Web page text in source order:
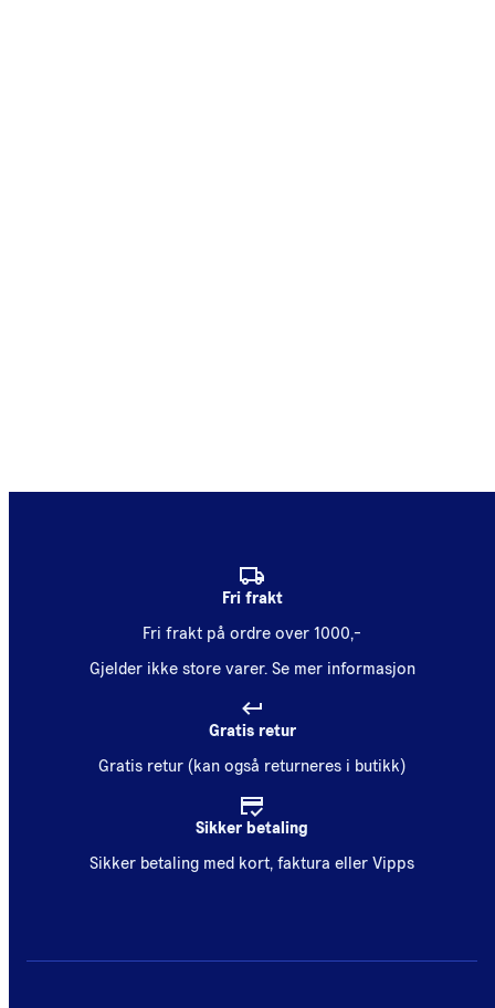
Fri frakt
Fri frakt på ordre over 1000,-
Gjelder ikke store varer. Se mer informasjon
Gratis retur
Gratis retur (kan også returneres i butikk)
Sikker betaling
Sikker betaling med kort, faktura eller Vipps